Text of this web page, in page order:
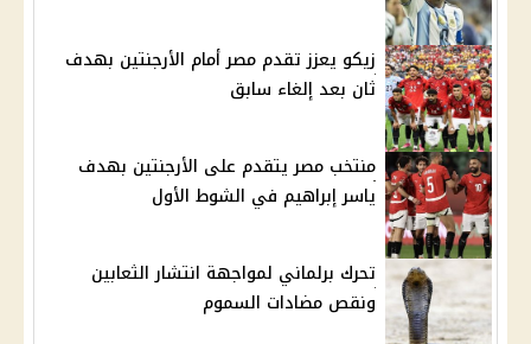
زيكو يعزز تقدم مصر أمام الأرجنتين بهدف
ثان بعد إلغاء سابق
منتخب مصر يتقدم على الأرجنتين بهدف
ياسر إبراهيم في الشوط الأول
تحرك برلماني لمواجهة انتشار الثعابين
ونقص مضادات السموم